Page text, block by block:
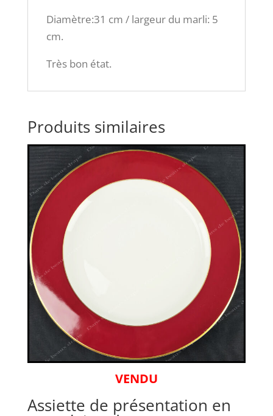
Diamètre:31 cm / largeur du marli: 5
cm.
Très bon état.
Produits similaires
VENDU
Assiette de présentation en